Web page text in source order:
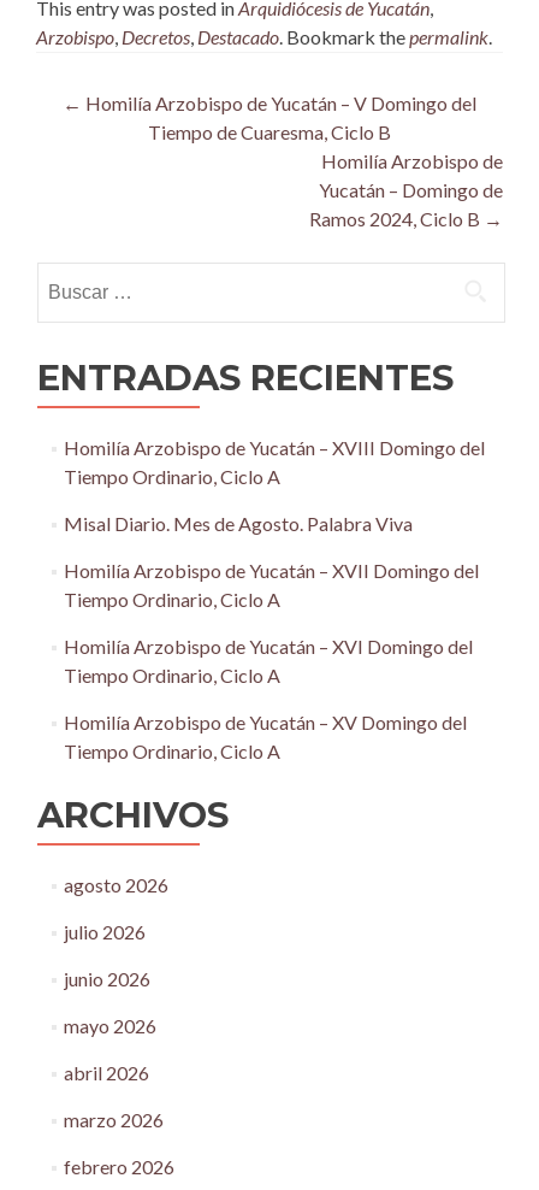
This entry was posted inArquidiócesis de Yucatán
Arzobispo Decretos Destacado . Bookmark the permalink
Post
navigation
← Homilía Arzobispo de Yucatán – V Domingo del
Tiempo de Cuaresma, Ciclo B
Homilía Arzobispo de
Yucatán – Domingo de
Ramos 2024, Ciclo B →
ENTRADAS RECIENTES
Homilía Arzobispo de Yucatán – XVIII Domingo del
Tiempo Ordinario, Ciclo A
Misal Diario. Mes de Agosto. Palabra Viva
Homilía Arzobispo de Yucatán – XVII Domingo del
Tiempo Ordinario, Ciclo A
Homilía Arzobispo de Yucatán – XVI Domingo del
Tiempo Ordinario, Ciclo A
Homilía Arzobispo de Yucatán – XV Domingo del
Tiempo Ordinario, Ciclo A
ARCHIVOS
agosto 2026
julio 2026
junio 2026
mayo 2026
abril 2026
marzo 2026
febrero 2026